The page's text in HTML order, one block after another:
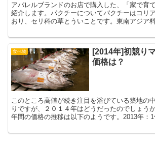
アパレルブランドのお店で購入した、「家で育
紹介します。パクチーについてパクチーはコリ
おり、セリ科の草とういことです。東南アジア
食べ物
[2014年]初競り
価格は？
このところ高値が続き注目を浴びている築地の
りですが、２０１４年はどうだったのでしょう
年間の価格の推移は以下のようです。2013年：